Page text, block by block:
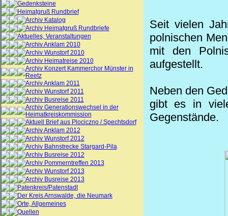
Gedenksteine
Heimatgruß Rundbrief
Archiv Katalog
Archiv Heimatgruß Rundbriefe
Aktuelles, Veranstaltungen
Archiv Anklam 2010
Archiv Wunstorf 2010
Archiv Heimatreise 2010
Archiv Konzert Kammerchor Münster in
Reetz
Archiv Anklam 2011
Archiv Wunstorf 2011
Archiv Busreise 2011
Archiv Generationswechsel in der
Heimatkreiskommission
Aktuell Brief aus Plociczno / Spechtsdorf
Archiv Anklam 2012
Archiv Wunstorf 2012
Archiv Bahnstrecke Stargard-Pila
Archiv Busreise 2012
Archiv Pommerntreffen 2013
Archiv Wunstorf 2013
Archiv Busreise 2013
Patenkreis/Patenstadt
Der Kreis Arnswalde, die Neumark
Orte, Allgemeines
Quellen
Seit vielen
polnischen
mit den
aufgestellt.
Neben den
gibt es in
Gegenstände.